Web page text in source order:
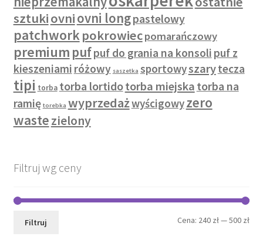
sztukiovniovni longpastelowy
patchworkpokrowiecpomarańczowy
premium pufpuf do grania na konsoli puf z
kieszeniami różowy saszetka sportowyszarytecza
tipi torba torba lortidotorba miejska torba na
ramię torebka wyprzedażwyścigowyzero
wastezielony
Filtruj wg ceny
Filtruj Cena: 240 zł—500 zł